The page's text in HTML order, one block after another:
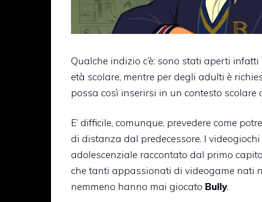
Qualche indizio c’è: sono stati aperti
età scolare, mentre per degli adulti è
possa così inserirsi in un contesto
E’ difficile, comunque, prevedere come
di distanza dal predecessore. I
adolescenziale raccontato dal primo
che tanti appassionati di videogame nati
nemmeno hanno mai giocato Bully.